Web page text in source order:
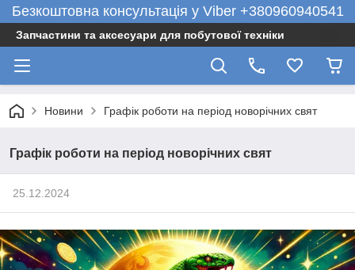
Безкоштовна консультація у Viber +380960940541
Запчастини та аксесуари для побутової техніки
Новини Графік роботи на період новорічних свят
Графік роботи на період новорічних свят
25.12.2024